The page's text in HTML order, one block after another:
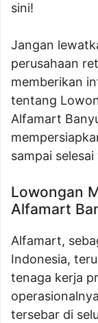
sini!
Jangan
perusahaan
memberikan
tentang
Alfamart
sampai selesai
Lowongan
Alfamart
Alfamart,
Indonesia,
tenaga kerja
tersebar di